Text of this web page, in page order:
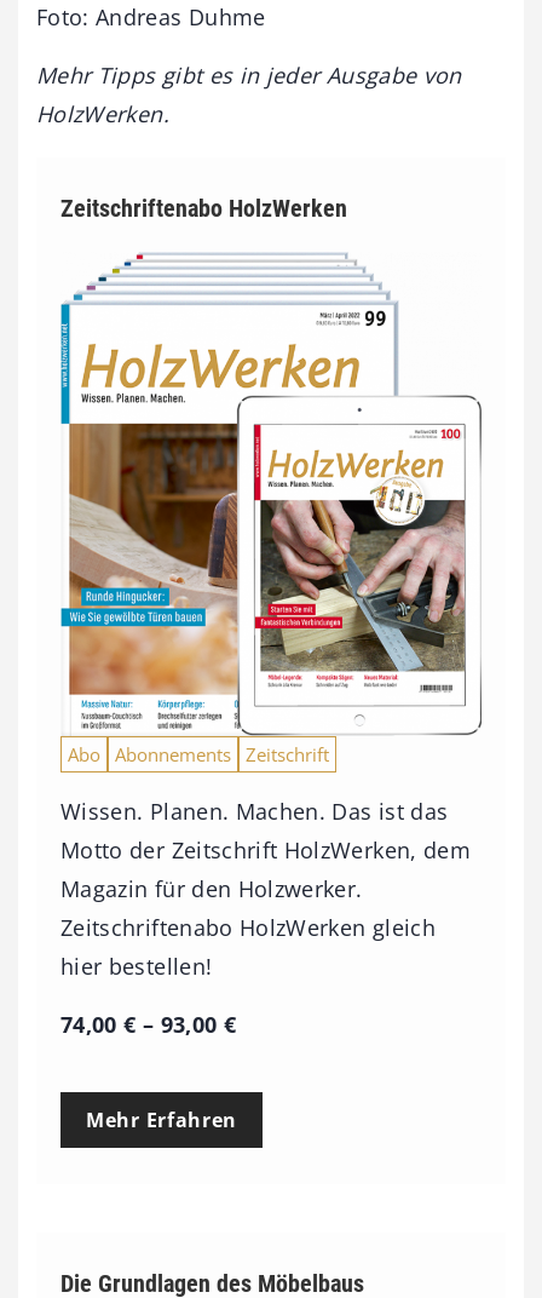
Foto: Andreas Duhme
Mehr Tipps gibt es in jeder Ausgabe von
HolzWerken.
Zeitschriftenabo HolzWerken
Abo Abonnements Zeitschrift
Wissen. Planen. Machen. Das ist das
Motto der Zeitschrift HolzWerken, dem
Magazin für den Holzwerker.
Zeitschriftenabo HolzWerken gleich
hier bestellen!
74,00€ – 93,00 €P
e
Mehr Erfahren
Die Grundlagen des Möbelbaus